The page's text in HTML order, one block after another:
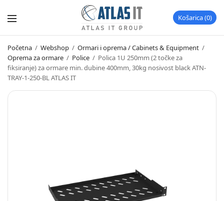
Košarica 0
Početna / Webshop / Ormari i oprema / Cabinets & Equipment /
Oprema za ormare / Police / Polica 1U 250mm (2 točke za
fiksiranje) za ormare min. dubine 400mm, 30kg nosivost black ATN-
TRAY-1-250-BL ATLAS IT